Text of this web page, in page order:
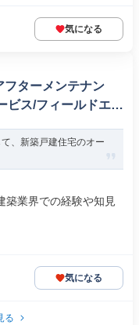
気になる
フターメンテナン
ビス/フィールドエン
、新築戸建住宅のオー
築業界での経験や知見
気になる
る